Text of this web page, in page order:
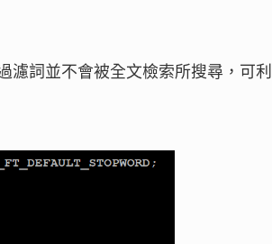
詞並不會被全文檢索所搜尋，可利